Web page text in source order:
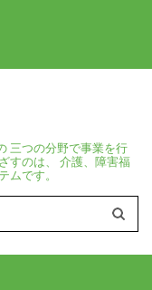
三つの分野で事業を行
すのは、 介護、障害福
ムです。